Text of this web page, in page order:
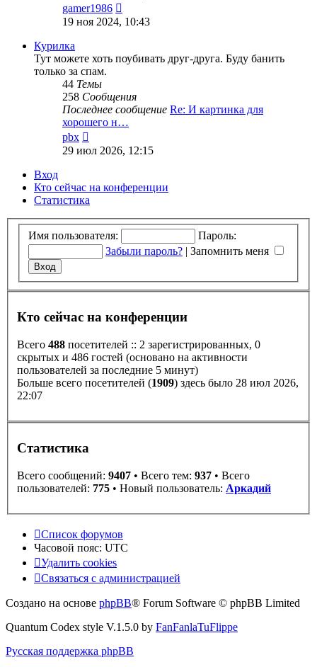
gamer1986
к
19 ноя 2024, 10:43
Курилка
Тут можете хоть поубивать друг-друга. Буду банить
только за спам.
44 Темы
258 Сообщения
Последнее сообщение Re: И картинка для
хорошего н…
pbx
к
последнему
29 июл 2026, 12:15
Вход
Кто сейчас на конференции
Статистика
Имя пользователя:
Пароль:
Забыли пароль? | Запомнить меня
Кто сейчас на конференции
Всего 488 посетителей :: 2 зарегистрированных, 0
скрытых и 486 гостей (основано на активности
пользователей за последние 5 минут)
Больше всего посетителей (1909) здесь было 28 июл 2026,
22:07
Статистика
Всего сообщений: 9407 • Всего тем: 937 • Всего
пользователей: 775 • Новый пользователь: Аркадий
Список форумов
Часовой пояс: UTC
Удалить cookies
Связаться с администрацией
Создано на основе phpBB® Forum Software © phpBB Limited
Quantum Codex style V.1.5.0 by FanFanlaTuFlippe
Русская поддержка phpBB